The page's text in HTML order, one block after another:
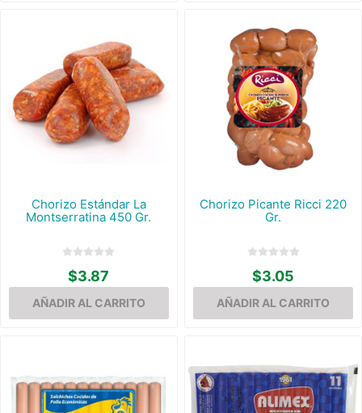
Chorizo Estándar La
Montserratina 450 Gr.
$3.87
Chorizo Picante Ricci 220
Gr.
$3.05